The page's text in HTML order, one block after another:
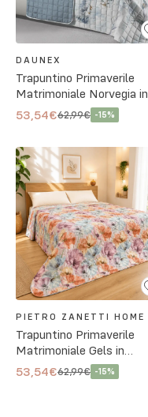
DAUNEX
Trapuntino Primaverile
Matrimoniale Norvegia in
Microfibra
53,54€62,99€ -15%
PIETRO ZANETTI HOME
Trapuntino Primaverile
Matrimoniale Gels in
Microfibra
53,54€62,99€ -15%